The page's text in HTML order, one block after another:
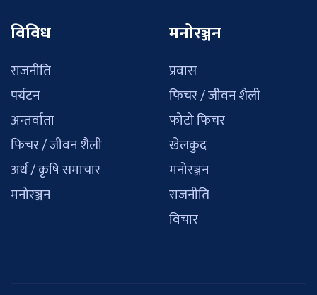
विविध
राजनीति
पर्यटन
अन्तर्वाता
फिचर / जीवन शैली
अर्थ / कृषि समाचार
मनोरञ्जन
मनोरञ्जन
प्रवास
फिचर / जीवन शैली
फोटो फिचर
खेलकुद
मनोरञ्जन
राजनीति
विचार